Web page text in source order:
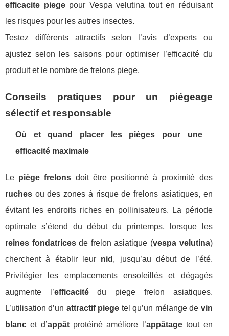
efficacite piegepour Vespa velutina tout en réduisant
les risques pour les autres insectes.
Testez différents attractifs selon l’avis d’experts ou
ajustez selon les saisons pour optimiser l’efficacité du
produit et le nombre de frelons piege.
Conseils pratiques pour un piégeage
sélectif et responsable
Où et quand placer les pièges pour une
efficacité maximale
Le piège frelons doit être positionné à proximité des
ruches ou des zones à risque de frelons asiatiques, en
évitant les endroits riches en pollinisateurs. La période
optimale s’étend du début du printemps, lorsque les
reines fondatricesde frelon asiatique (vespa velutina)
cherchent à établir leur nid , jusqu’au début de l’été.
Privilégier les emplacements ensoleillés et dégagés
augmente l’efficacitédu piege frelon asiatiques.
L’utilisation d’un attractif piege tel qu’un mélange de vin
blanc et d’appâtprotéiné améliore l’appâtagetout en